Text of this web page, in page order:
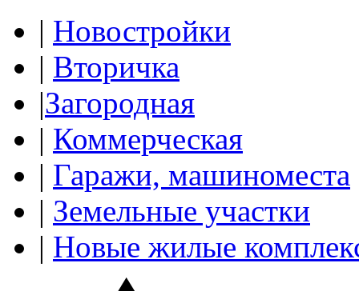
| Новостройки
| Вторичка
|Загородная
| Коммерческая
| Гаражи, машиноместа
| Земельные участки
| Новые жилые